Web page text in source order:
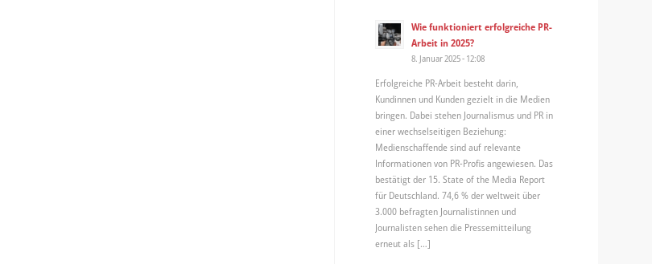
Wie funktioniert erfolgreiche PR-
Arbeit in 2025?
8. Januar 2025 - 12:08
Erfolgreiche PR-Arbeit besteht darin,
Kundinnen und Kunden gezielt in die Medien
bringen. Dabei stehen Journalismus und PR in
einer wechselseitigen Beziehung:
Medienschaffende sind auf relevante
Informationen von PR-Profis angewiesen. Das
bestätigt der 15. State of the Media Report
für Deutschland. 74,6 % der weltweit über
3.000 befragten Journalistinnen und
Journalisten sehen die Pressemitteilung
erneut als […]